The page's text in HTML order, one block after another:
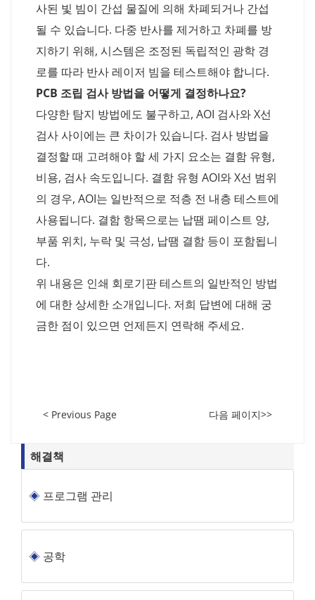
사된 빛 빔이 간섭 물질에 의해 차폐되거나 간섭
될 수 있습니다. 다중 반사를 제거하고 차폐를 방
지하기 위해, 시스템은 조정된 독립적인 광학 경
로를 따라 반사 레이저 빔을 테스트해야 합니다.
PCB 조립 검사 방법을 어떻게 결정하나요?
다양한 탐지 방법에도 불구하고, AOI 검사와 X선
검사 사이에는 큰 차이가 있습니다. 검사 방법을
결정할 때 고려해야 할 세 가지 요소는 결함 유형,
비용, 검사 속도입니다. 결함 유형 AOI와 X선 범위
의 경우, AOI는 일반적으로 적층 전 내층 테스트에
사용됩니다. 결함 항목으로는 납땜 페이스트 양,
부품 위치, 누락 및 극성, 납땜 결함 등이 포함됩니
다.
위 내용은 인쇄 회로기판 테스트의 일반적인 방법
에 대한 상세한 소개입니다. 저희 답변에 대해 궁
금한 점이 있으면 언제든지 연락해 주세요.
< Previous Page 다음 페이지>>
해결책
프로그램 관리
공학